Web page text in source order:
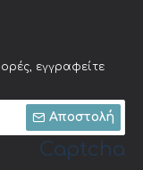
εγγραφείτε
Αποστολή
Captcha